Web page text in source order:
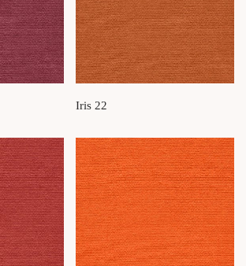
Iris 22